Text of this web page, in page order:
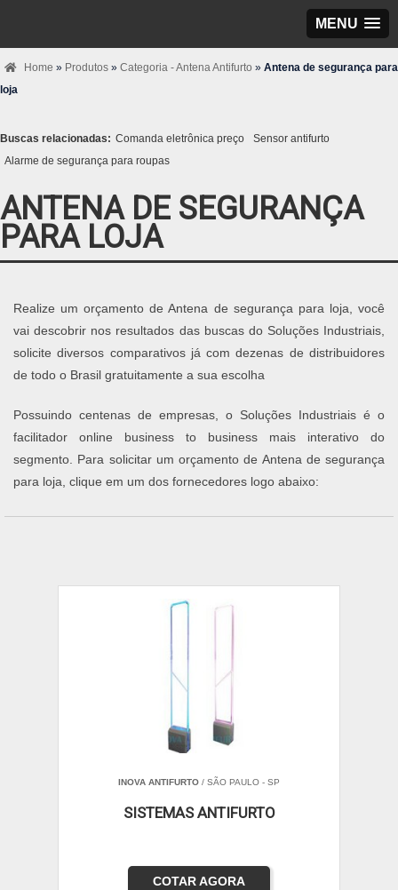
MENU
Home » Produtos » Categoria - Antena Antifurto » Antena de segurança para
loja
Buscas relacionadas: Comanda eletrônica preço
Sensor antifurto
Alarme de segurança para roupas
ANTENA DE SEGURANÇA
PARA LOJA
Realize um orçamento de Antena de segurança para loja, você
vai descobrir nos resultados das buscas do Soluções Industriais,
solicite diversos comparativos já com dezenas de distribuidores
de todo o Brasil gratuitamente a sua escolha
Possuindo centenas de empresas, o Soluções Industriais é o
facilitador online business to business mais interativo do
segmento. Para solicitar um orçamento de Antena de segurança
para loja, clique em um dos fornecedores logo abaixo:
INOVA ANTIFURTO / SÃO PAULO - SP
SISTEMAS ANTIFURTO
COTAR AGORA